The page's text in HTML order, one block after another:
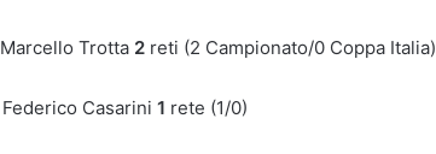
Marcello Trotta 2 reti (2 Campionato/0 Coppa Italia)
Federico Casarini 1 rete (1/0)